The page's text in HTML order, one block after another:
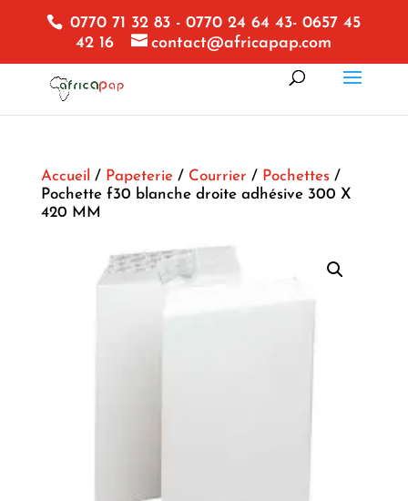
0770 71 32 83 - 0770 24 64 43- 0657 45
42 16
contact@africapap.com
Accueil / Papeterie/ Courrier / Pochettes/
Pochette f30 blanche droite adhésive 300 X
420 MM